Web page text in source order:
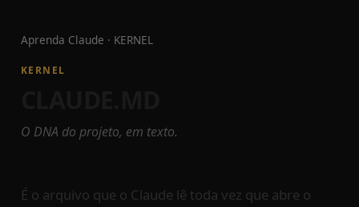
Aprenda Claude · KERNEL
KERNEL
O DNA do projeto, em texto.
É o arquivo que o Claude lê toda vez que abre o